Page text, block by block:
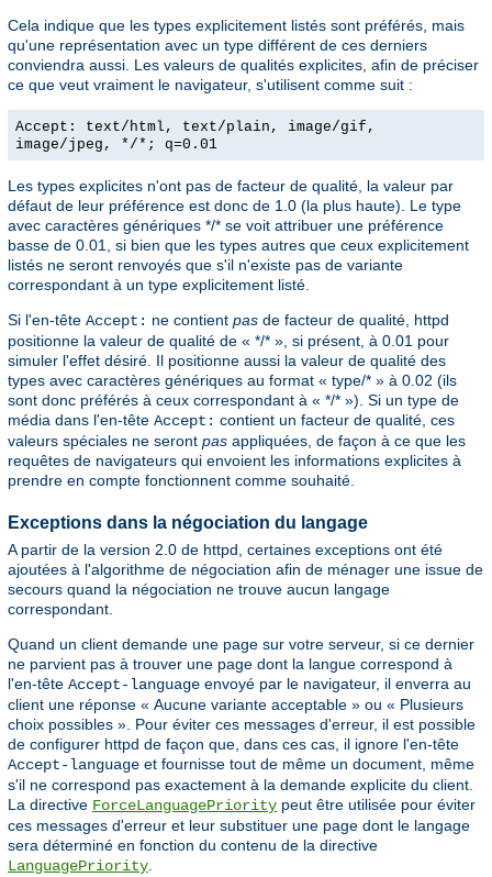
Cela indique que les types explicitement listés sont préférés, mais
qu'une représentation avec un type différent de ces derniers
conviendra aussi. Les valeurs de qualités explicites, afin de préciser
ce que veut vraiment le navigateur, s'utilisent comme suit :
Accept: text/html, text/plain, image/gif,
image/jpeg, */*; q=0.01
Les types explicites n'ont pas de facteur de qualité, la valeur par
défaut de leur préférence est donc de 1.0 (la plus haute). Le type
avec caractères génériques */* se voit attribuer une préférence
basse de 0.01, si bien que les types autres que ceux explicitement
listés ne seront renvoyés que s'il n'existe pas de variante
correspondant à un type explicitement listé.
Si l'en-tête Accept: ne contient pas de facteur de qualité, httpd
positionne la valeur de qualité de « */* », si présent, à 0.01 pour
simuler l'effet désiré. Il positionne aussi la valeur de qualité des
types avec caractères génériques au format « type/* » à 0.02 (ils
sont donc préférés à ceux correspondant à « */* »). Si un type de
média dans l'en-tête Accept: contient un facteur de qualité, ces
valeurs spéciales ne seront pas appliquées, de façon à ce que les
requêtes de navigateurs qui envoient les informations explicites à
prendre en compte fonctionnent comme souhaité.
Exceptions dans la négociation du langage
A partir de la version 2.0 de httpd, certaines exceptions ont été
ajoutées à l'algorithme de négociation afin de ménager une issue de
secours quand la négociation ne trouve aucun langage
correspondant.
Quand un client demande une page sur votre serveur, si ce dernier
ne parvient pas à trouver une page dont la langue correspond à
l'en-tête Accept-language envoyé par le navigateur, il enverra au
client une réponse « Aucune variante acceptable » ou « Plusieurs
choix possibles ». Pour éviter ces messages d'erreur, il est possible
de configurer httpd de façon que, dans ces cas, il ignore l'en-tête
Accept-language et fournisse tout de même un document, même
s'il ne correspond pas exactement à la demande explicite du client.
La directive ForceLanguagePriority peut être utilisée pour éviter
ces messages d'erreur et leur substituer une page dont le langage
sera déterminé en fonction du contenu de la directive
LanguagePriority.